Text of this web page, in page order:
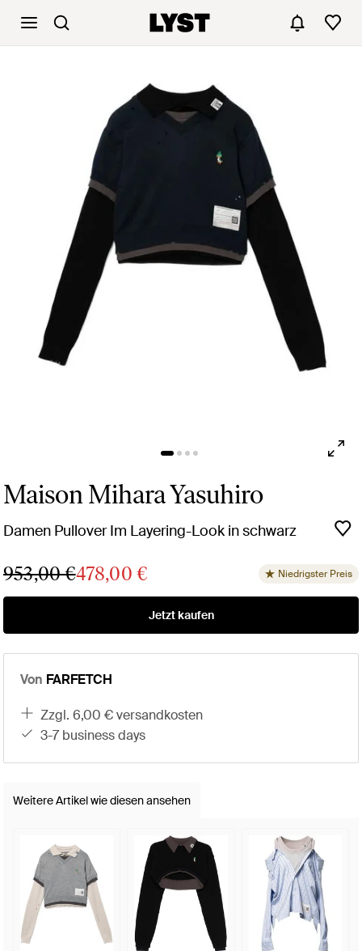
Maison Mihara Yasuhiro
Damen Pullover Im Layering-Look in schwarz
953,00 €478,00 € Niedrigster Preis
Jetzt kaufen
Von FARFETCH
zzgl. 6,00 € versandkosten
3-7 business days
Weitere Artikel wie diesen ansehen